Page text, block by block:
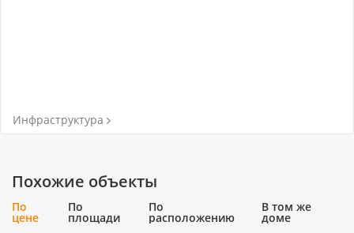
Инфраструктура
Похожие объекты
По
цене
По
площади
По
расположению
В том же
доме